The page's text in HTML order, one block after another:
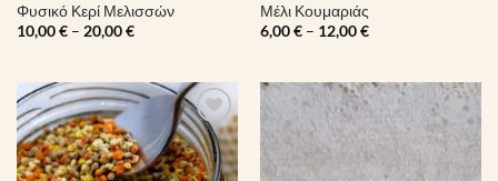
Φυσικό Κερί Μελισσών
10,00€ – 20,00€Price
20,00 €
Μέλι Κουμαριάς
6,00€ – 12,00€Price
12,00 €
Πρόσθήκη
στην λίστα
επιθυμιών
Πρόσθήκη
επιθυμιών